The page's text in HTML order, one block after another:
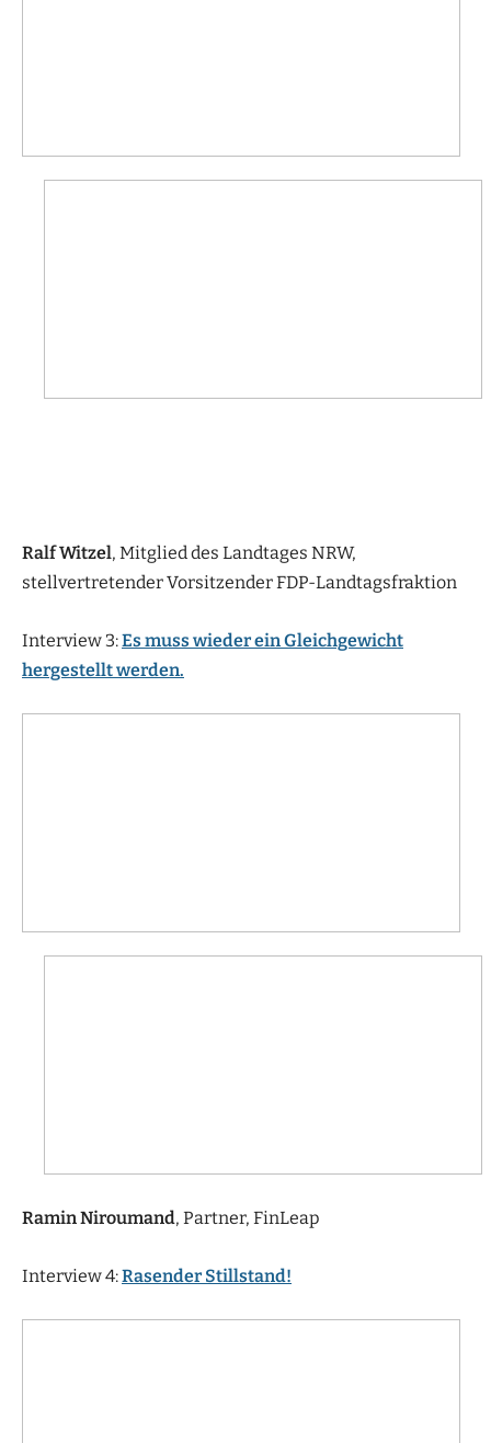
Ralf Witzel, Mitglied des Landtages NRW,
stellvertretender Vorsitzender FDP-Landtagsfraktion
Interview 3:Es muss wieder ein Gleichgewicht
hergestellt werden.
Ramin Niroumand, Partner, FinLeap
Interview 4:Rasender Stillstand!